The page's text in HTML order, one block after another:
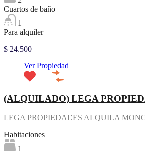
Cuartos de baño
1
Para alquiler
$ 24,500
Ver Propiedad
(ALQUILADO) LEGA
LEGA PROPIEDADES ALQUILA
Habitaciones
1